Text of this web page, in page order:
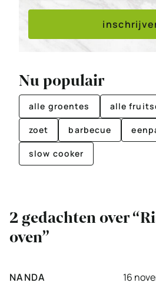
Nu populair
alle groentes alle
zoet barbecue
slow cooker
2 gedachten over
oven”
NANDA 16